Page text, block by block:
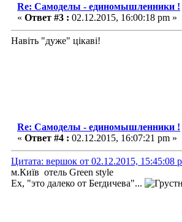
Re: Самоделы - единомышленники !
« Ответ #3 : 02.12.2015, 16:00:18 pm »
Навіть "дуже" цікаві!
Re: Самоделы - единомышленники !
« Ответ #4 : 02.12.2015, 16:07:21 pm »
Цитата: вершок от 02.12.2015, 15:45:08
м.Київ отель Green style
Ех, "это далеко от Беrдичева"...